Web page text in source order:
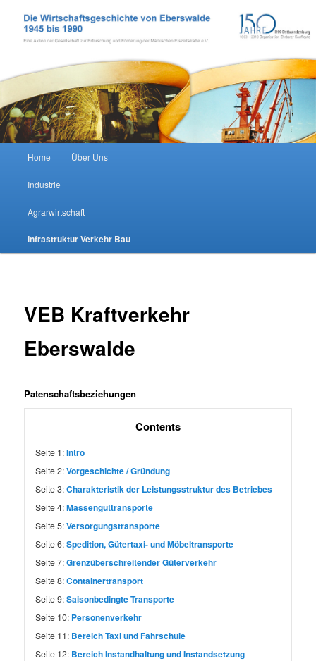
Wirtschaftsgeschichte Eberswalde
Home Über Uns
Industrie
Agrarwirtschaft
Infrastruktur Verkehr Bau
VEB Kraftverkehr
Eberswalde
Patenschaftsbeziehungen
Contents
Seite 1:Intro
Seite 2:Vorgeschichte / Gründung
Seite 3:Charakteristik der Leistungsstruktur des Betriebes
Seite 4:Massenguttransporte
Seite 5:Versorgungstransporte
Seite 6:Spedition, Gütertaxi- und Möbeltransporte
Seite 7:Grenzüberschreitender Güterverkehr
Seite 8:Containertransport
Seite 9:Saisonbedingte Transporte
Seite 10: Personenverkehr
Seite 11: Bereich Taxi und Fahrschule
Seite 12: Bereich Instandhaltung und Instandsetzung